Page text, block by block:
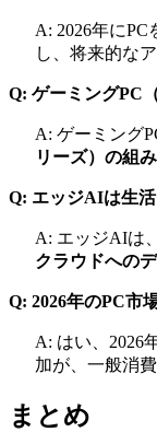
A: 2026年に
し、将来的な
Q: ゲーミングPC
A: ゲーミング
リーズ）の組
Q: エッジAIは生
A: エッジAIは
クラウドへの
Q: 2026年のPC市
A: はい、2026
加が、一般消
まとめ